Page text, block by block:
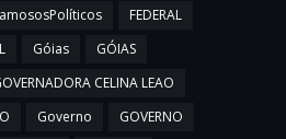
FEDERAL
Góias
GÓIAS
CELINA LEAO
Governo
GOVERNO